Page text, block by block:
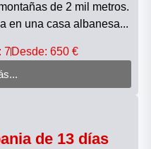
de 2 mil metros.
en una casa albanesa...
7Desde: 650 €
de 13 días